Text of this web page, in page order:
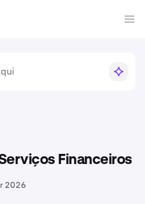
Financeiros
2026